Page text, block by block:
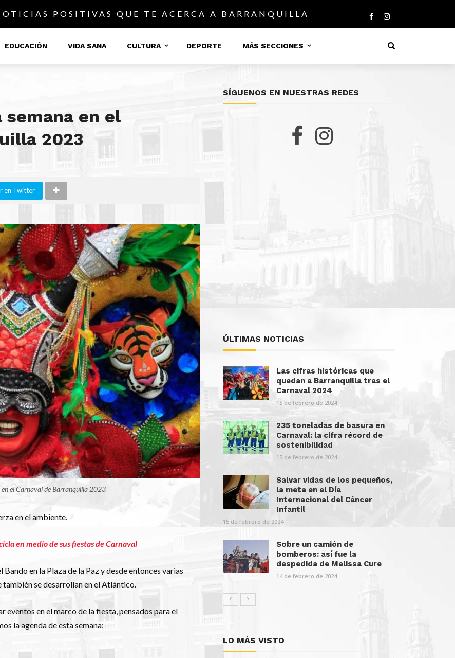
POSITIVAS QUE TE ACERCA A BARRANQUILLA
EDUCACIÓN VIDA SANA CULTURA DEPORTE MÁS SECCIONES
semana en el
2023
en Twitter
en el Carnaval de Barranquilla 2023
en el ambiente.
en medio de sus fiestas de Carnaval
en la Plaza de la Paz y desde entonces varias
se desarrollan en el Atlántico.
eventos en el marco de la fiesta, pensados para el
la agenda de esta semana:
SÍGUENOS EN NUESTRAS REDES
ÚLTIMAS NOTICIAS
Las cifras históricas que
quedan a Barranquilla tras el
Carnaval 2024
15 de febrero de 2024
235 toneladas de basura en
Carnaval: la cifra récord de
sostenibilidad
15 de febrero de 2024
Salvar vidas de los pequeños,
la meta en el Día
Internacional del Cáncer
Infantil
15 de febrero de 2024
Sobre un camión de
bomberos: así fue la
despedida de Melissa Cure
14 de febrero de 2024
LO MÁS VISTO